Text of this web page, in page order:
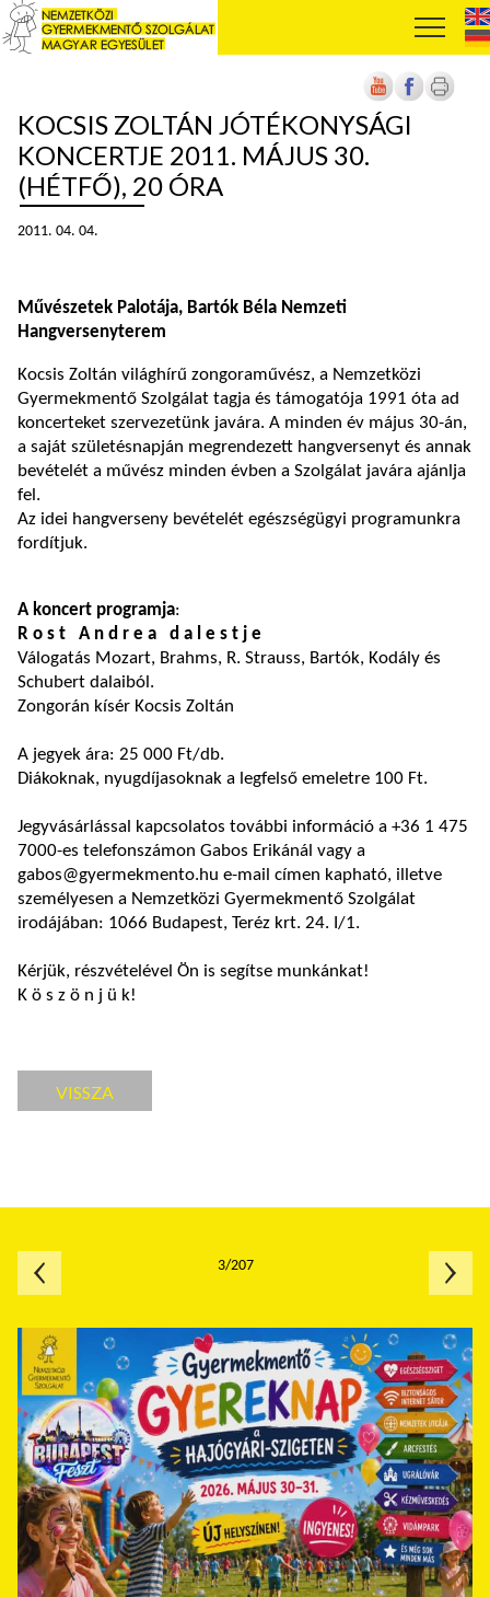
KOCSIS ZOLTÁN JÓTÉKONYSÁGI
KONCERTJE 2011. MÁJUS 30.
(HÉTFŐ), 20 ÓRA
2011. 04. 04.
Művészetek Palotája, Bartók Béla Nemzeti
Hangversenyterem
Kocsis Zoltán világhírű zongoraművész, a Nemzetközi
Gyermekmentő Szolgálat tagja és támogatója 1991 óta ad
koncerteket szervezetünk javára. A minden év május 30-án,
a saját születésnapján megrendezett hangversenyt és annak
bevételét a művész minden évben a Szolgálat javára ajánlja
fel.
Az idei hangverseny bevételét egészségügyi programunkra
fordítjuk.
A koncert programja:
R o s t A n d r e a d a l e s t j e
Válogatás Mozart, Brahms, R. Strauss, Bartók, Kodály és
Schubert dalaiból.
Zongorán kísér Kocsis Zoltán
A jegyek ára: 25 000 Ft/db.
Diákoknak, nyugdíjasoknak a legfelső emeletre 100 Ft.
Jegyvásárlással kapcsolatos további információ a +36 1 475
7000-es telefonszámon Gabos Erikánál vagy a
gabos@gyermekmento.hu e-mail címen kapható, illetve
személyesen a Nemzetközi Gyermekmentő Szolgálat
irodájában: 1066 Budapest, Teréz krt. 24. I/1.
Kérjük, részvételével Ön is segítse munkánkat!
K ö s z ö n j ü k!
VISSZA
3/207